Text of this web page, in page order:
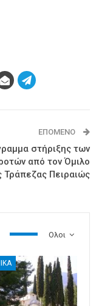
ΕΠΌΜΕΝΟ
στήριξης των
από τον Όμιλο
Τράπεζας Πειραιώς
Ολοι